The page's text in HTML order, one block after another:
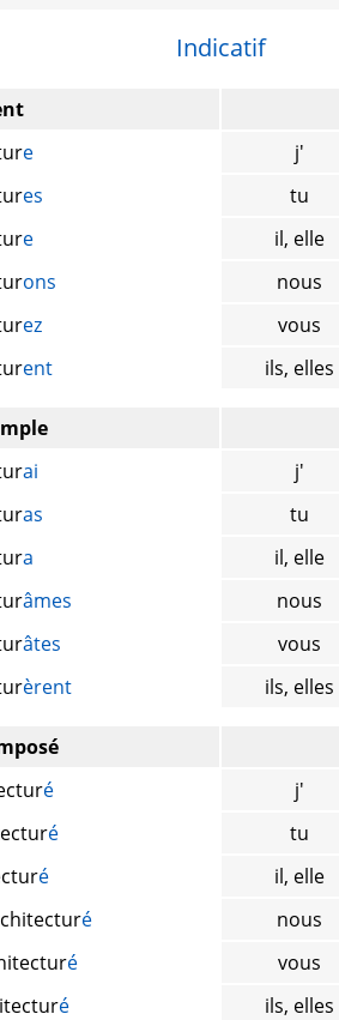
Indicatif
e
es
e
ons
ez
ent
j'
tu
il, elle
nous
vous
ils, elles
ai
as
a
âmes
âtes
èrent
j'
tu
il, elle
nous
vous
ils, elles
é
é
é
é
é
é
j'
tu
il, elle
nous
vous
ils, elles